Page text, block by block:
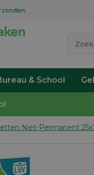
& School
Niet-Permanent